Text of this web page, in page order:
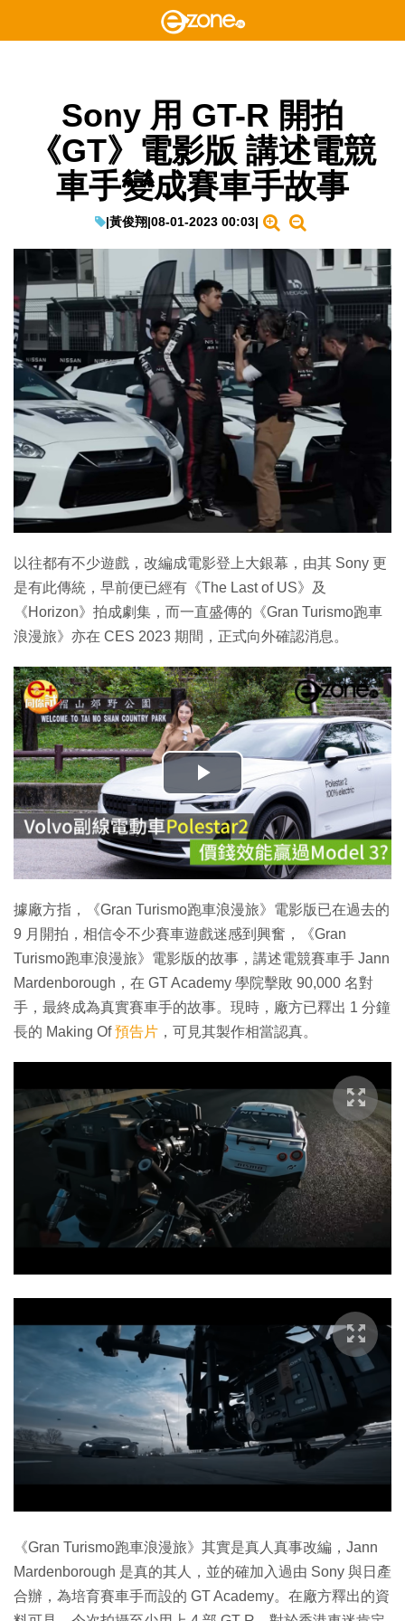
Sony 用 GT-R 開拍
《GT》電影版 講述電競
車手變成賽車手故事
|黃俊翔|08-01-2023 00:03|
以往都有不少遊戲，改編成電影登上大銀幕，由其 Sony 更
是有此傳統，早前便已經有《The Last of US》及
《Horizon》拍成劇集，而一直盛傳的《Gran Turismo跑車
浪漫旅》亦在 CES 2023 期間，正式向外確認消息。
播
放
影
片
據廠方指，《Gran Turismo跑車浪漫旅》電影版已在過去的
9 月開拍，相信令不少賽車遊戲迷感到興奮，《Gran
Turismo跑車浪漫旅》電影版的故事，講述電競賽車手 Jann
Mardenborough，在 GT Academy 學院擊敗 90,000 名對
手，最終成為真實賽車手的故事。現時，廠方已釋出 1 分鐘
長的 Making Of預告片 ，可見其製作相當認真。
《Gran Turismo跑車浪漫旅》其實是真人真事改編，Jann
Mardenborough 是真的其人，並的確加入過由 Sony 與日產
合辦，為培育賽車手而設的 GT Academy。在廠方釋出的資